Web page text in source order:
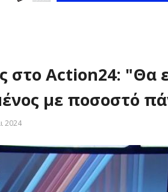
στο Action24: "Θα
με ποσοστό
2024